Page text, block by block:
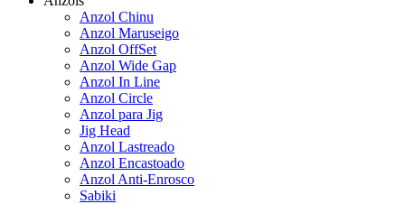
Anzol Chinu
Anzol Maruseigo
Anzol OffSet
Anzol Wide Gap
Anzol In Line
Anzol Circle
Anzol para Jig
Jig Head
Anzol Lastreado
Anzol Encastoado
Anzol Anti-Enrosco
Sabiki